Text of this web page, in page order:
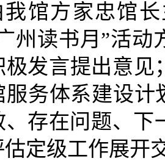
我馆方家忠馆
州读书月”活
极发言提出意见
服务体系建设计
、存在问题、下
估定级工作展开